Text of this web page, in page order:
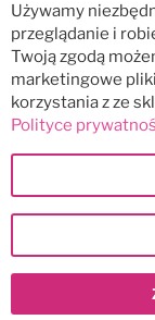
Używamy
przeglądanie i
Twoją zgodą
marketingowe
korzystania z ze
Polityce